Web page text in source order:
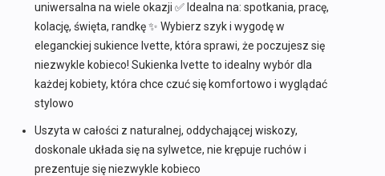
uniwersalna na wiele okazji ✅ Idealna na: spotkania, pracę,
kolację, święta, randkę ✨ Wybierz szyk i wygodę w
eleganckiej sukience Ivette, która sprawi, że poczujesz się
niezwykle kobieco! Sukienka Ivette to idealny wybór dla
każdej kobiety, która chce czuć się komfortowo i wyglądać
stylowo
Uszyta w całości z naturalnej, oddychającej wiskozy,
doskonale układa się na sylwetce, nie krępuje ruchów i
prezentuje się niezwykle kobieco